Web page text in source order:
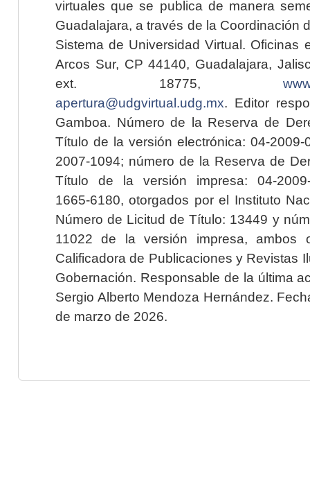
virtuales que se publica de manera
Guadalajara, a través de la Coordinación
Sistema de Universidad Virtual. Oficinas
Arcos Sur, CP 44140, Guadalajara,
ext. 18775,
apertura@udgvirtual.udg.mx. Editor
Gamboa. Número de la Reserva de
Título de la versión electrónica: 04-2009-
2007-1094; número de la Reserva de
Título de la versión impresa: 04-2009-
1665-6180, otorgados por el Instituto
Número de Licitud de Título: 13449 y
11022 de la versión impresa, ambos
Calificadora de Publicaciones y Revistas
Gobernación. Responsable de la última
Sergio Alberto Mendoza Hernández.
de marzo de 2026.